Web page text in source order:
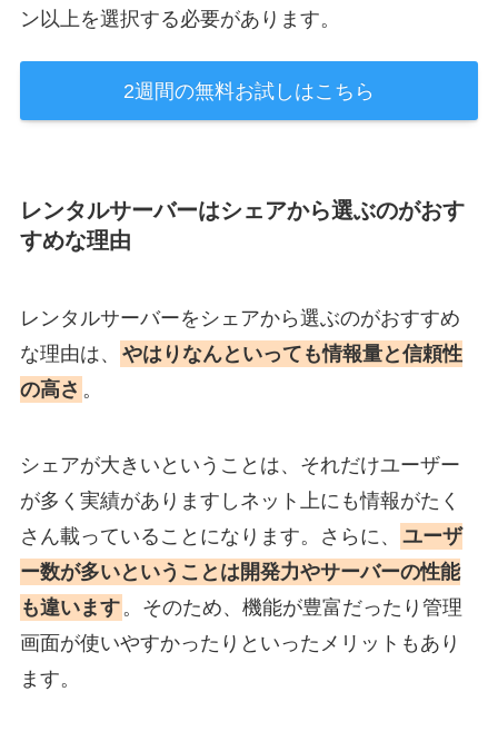
ン以上を選択する必要があります。
2週間の無料お試しはこちら
レンタルサーバーはシェアから選ぶのがおす
すめな理由
レンタルサーバーをシェアから選ぶのがおすすめ
な理由は、
やはりなんといっても情報量と信頼性
の高さ 。
シェアが大きいということは、それだけユーザー
が多く実績がありますしネット上にも情報がたく
さん載っていることになります。さらに、
ユーザ
ー数が多いということは開発力やサーバーの性能
も違います 。そのため、機能が豊富だったり管理
画面が使いやすかったりといったメリットもあり
ます。